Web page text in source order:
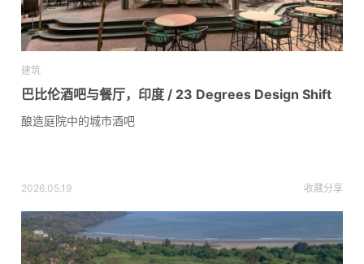
建筑
巴比伦酒吧与餐厅，印度 / 23 Degrees Design Shift
酿造庭院中的城市酒吧
2026.05.19 收藏分享